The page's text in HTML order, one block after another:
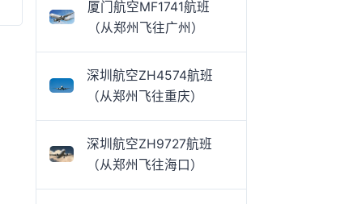
厦门航空MF1741航班
（从郑州飞往广州）
深圳航空ZH4574航班
（从郑州飞往重庆）
深圳航空ZH9727航班
（从郑州飞往海口）